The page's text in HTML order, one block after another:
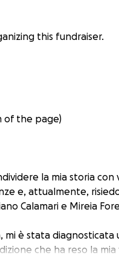
this fundraiser.
of the page)
la mia storia con
e, attualmente,
Calamari e Mireia
mi è stata diagnosticata
che ha reso la mia